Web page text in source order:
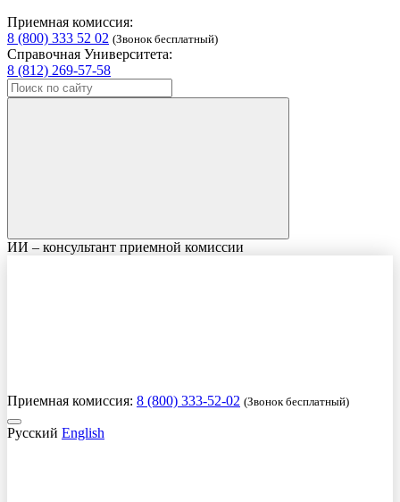
Приемная комиссия:
8 (800) 333 52 02 (Звонок бесплатный)
Справочная Университета:
8 (812) 269-57-58
ИИ – консультант приемной комиссии
Приемная комиссия: 8 (800) 333-52-02 (Звонок бесплатный)
Русский English